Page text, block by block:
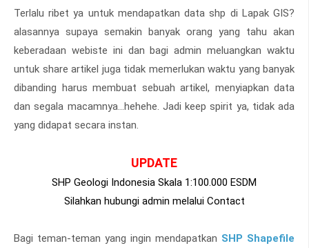
Terlalu ribet ya untuk mendapatkan data shp di Lapak GIS?
alasannya supaya semakin banyak orang yang tahu akan
keberadaan webiste ini dan bagi admin meluangkan waktu
untuk share artikel juga tidak memerlukan waktu yang banyak
dibanding harus membuat sebuah artikel, menyiapkan data
dan segala macamnya...hehehe. Jadi keep spirit ya, tidak ada
yang didapat secara instan.
UPDATE
SHP Geologi Indonesia Skala 1:100.000 ESDM
Silahkan hubungi admin melalui Contact
Bagi teman-teman yang ingin mendapatkan SHP Shapefile